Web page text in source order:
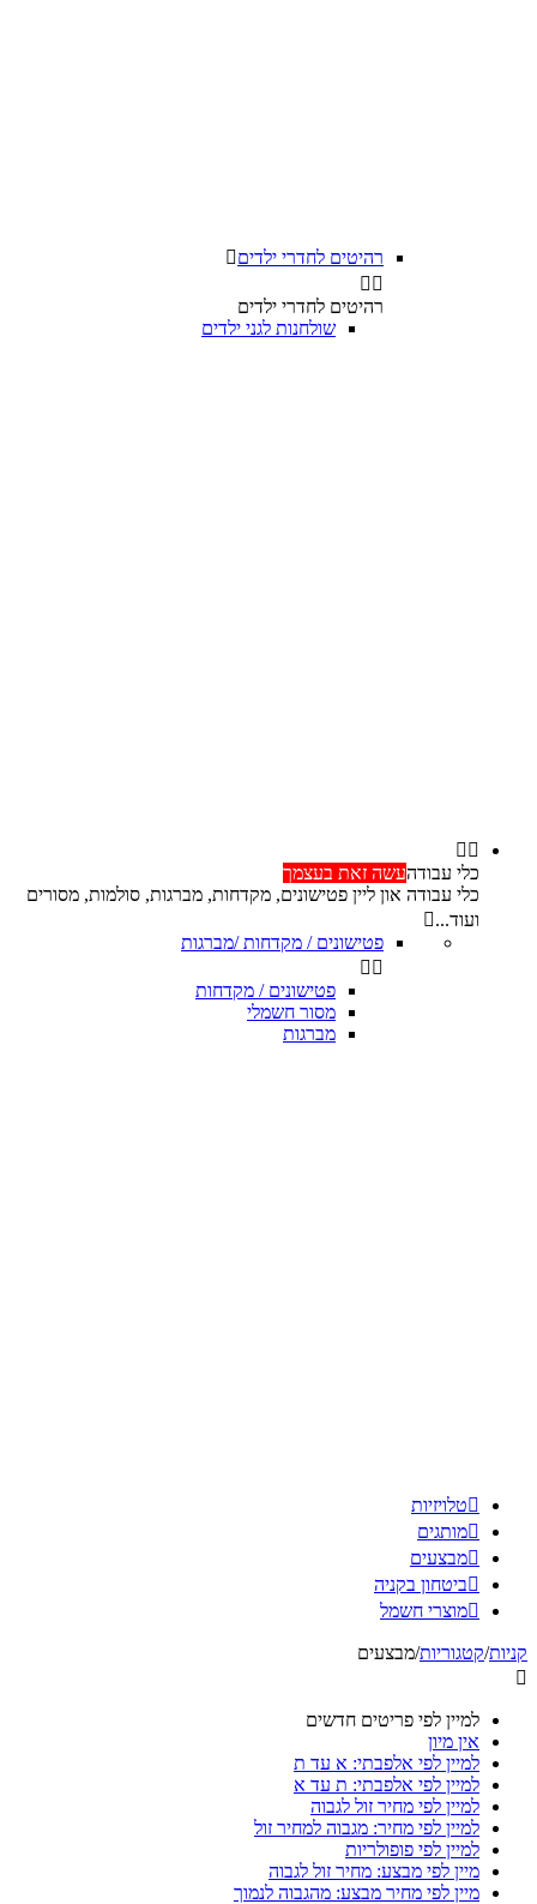
רהיטים לחדרי ילדים
 
רהיטים לחדרי ילדים
שולחנות לגני ילדים
 
כלי עבודהעשה זאת בעצמך
כלי עבודה און ליין פטישונים, מקדחות, מברגות, סולמות, מסורים
ועוד...
פטישונים / מקדחות /מברגות
 
פטישונים / מקדחות
מסור חשמלי
מברגות
טלויזיות
מותגים
מבצעים
ביטחון בקניה
מוצרי חשמל
קניות/קטגוריות/מבצעים

למיין לפי פריטים חדשים
אין מיון
למיין לפי אלפבתי: א עד ת
למיין לפי אלפבתי: ת עד א
למיין לפי מחיר זול לגבוה
למיין לפי מחיר: מגבוה למחיר זול
למיין לפי פופולריות
מיין לפי מבצע: מחיר זול לגבוה
מיין לפי מחיר מבצע: מהגבוה לנמוך